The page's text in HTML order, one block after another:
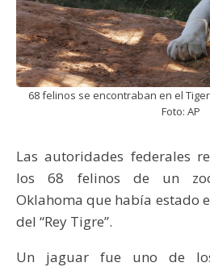
68 felinos se encontraban en el
Foto: AP
Las autoridades federales
los 68 felinos de un
Oklahoma que había estado
del “Rey Tigre”.
Un jaguar fue uno de